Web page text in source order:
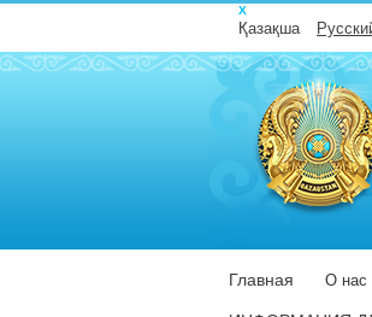
Қазақша
Главная О нас
Х